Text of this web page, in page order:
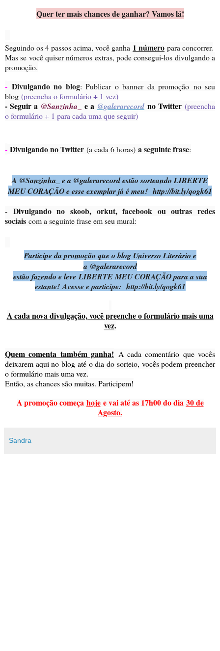
Quer ter mais chances de ganhar? Vamos lá!
Seguindo os 4 passos acima, você ganha 1 número para concorrer.
Mas se você quiser números extras, pode consegui-los divulgando a
promoção.
- Divulgando no blog: Publicar o banner da promoção no seu
blog (preencha o formulário + 1 vez)
- Seguir a @Sanzinha_ e a @galerarecord no Twitter (preencha
o formulário + 1 para cada uma que seguir)
- Divulgando no Twitter (a cada 6 horas) a seguinte frase:
A @Sanzinha_ e a @galerarecord estão sorteando LIBERTE
MEU CORAÇÃO e esse exemplar já é meu! http://bit.ly/qogk61
- Divulgando no skoob, orkut, facebook ou outras redes
sociais com a seguinte frase em seu mural:
Participe da promoção que o blog Universo Literário e
a @galerarecord
estão fazendo e leveLIBERTE MEU CORAÇÃO para a sua
estante! Acesse e participe: http://bit.ly/qogk61
A cada nova divulgação, você preenche o formulário mais uma
vez.
Quem comenta também ganha! A cada comentário que vocês
deixarem aqui no blog até o dia do sorteio, vocês podem preencher
o formulário mais uma vez.
Então, as chances são muitas. Participem!
A promoção começa hojee vai até as 17h00 do dia 30 de
Agosto.
Sandra